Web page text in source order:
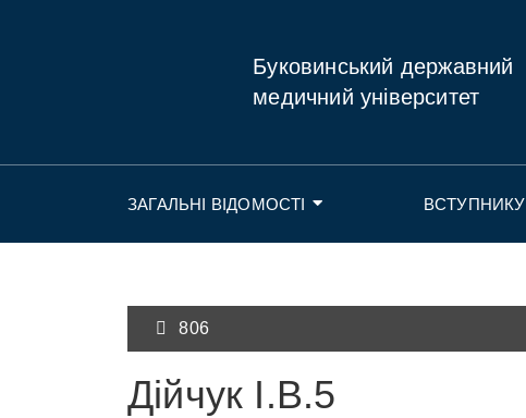
Буковинський державний
медичний університет
ЗАГАЛЬНІ ВІДОМОСТІ ВСТУПНИКУ
806
Дійчук І.В.5